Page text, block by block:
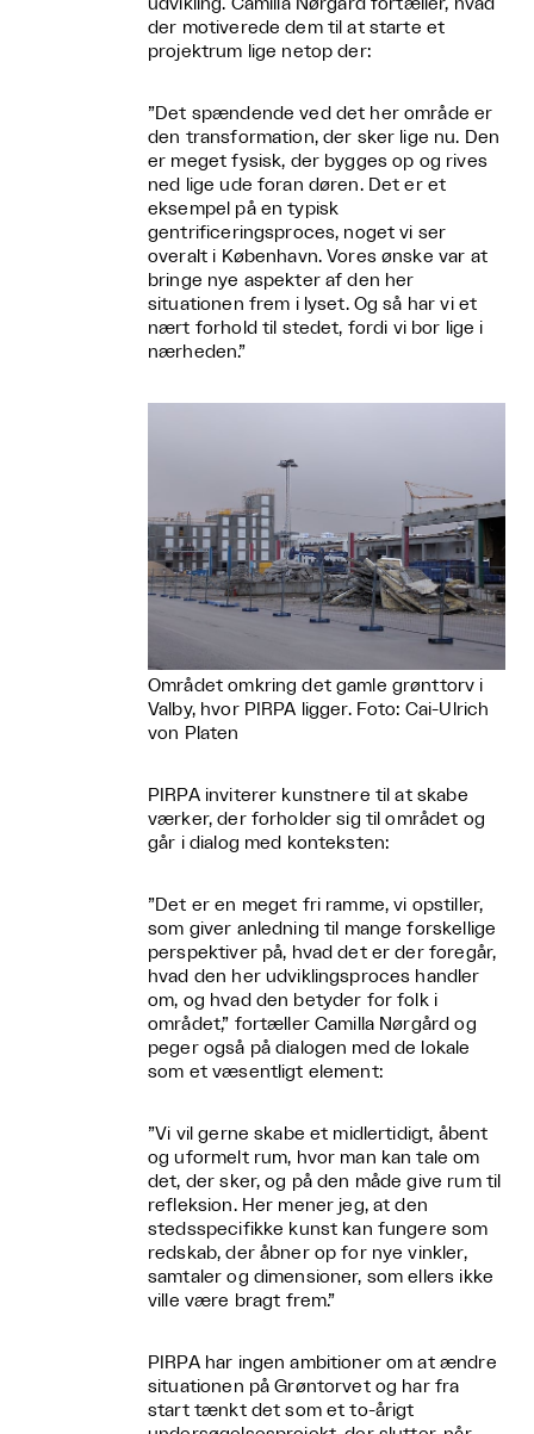
udvikling. Camilla Nørgård fortæller, hvad
der motiverede dem til at starte et
projektrum lige netop der:
”Det spændende ved det her område er
den transformation, der sker lige nu. Den
er meget fysisk, der bygges op og rives
ned lige ude foran døren. Det er et
eksempel på en typisk
gentrificeringsproces, noget vi ser
overalt i København. Vores ønske var at
bringe nye aspekter af den her
situationen frem i lyset. Og så har vi et
nært forhold til stedet, fordi vi bor lige i
nærheden.”
Området omkring det gamle grønttorv i
Valby, hvor PIRPA ligger. Foto: Cai-Ulrich
von Platen
PIRPA inviterer kunstnere til at skabe
værker, der forholder sig til området og
går i dialog med konteksten:
”Det er en meget fri ramme, vi opstiller,
som giver anledning til mange forskellige
perspektiver på, hvad det er der foregår,
hvad den her udviklingsproces handler
om, og hvad den betyder for folk i
området,” fortæller Camilla Nørgård og
peger også på dialogen med de lokale
som et væsentligt element:
”Vi vil gerne skabe et midlertidigt, åbent
og uformelt rum, hvor man kan tale om
det, der sker, og på den måde give rum til
refleksion. Her mener jeg, at den
stedsspecifikke kunst kan fungere som
redskab, der åbner op for nye vinkler,
samtaler og dimensioner, som ellers ikke
ville være bragt frem.”
PIRPA har ingen ambitioner om at ændre
situationen på Grøntorvet og har fra
start tænkt det som et to-årigt